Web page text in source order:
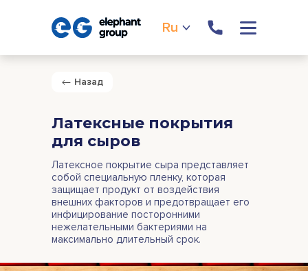
Ru
Назад
Латексные покрытия
для сыров
Латексное покрытие сыра представляет
собой специальную пленку, которая
защищает продукт от воздействия
внешних факторов и предотвращает его
инфицирование посторонними
нежелательными бактериями на
максимально длительный срок.